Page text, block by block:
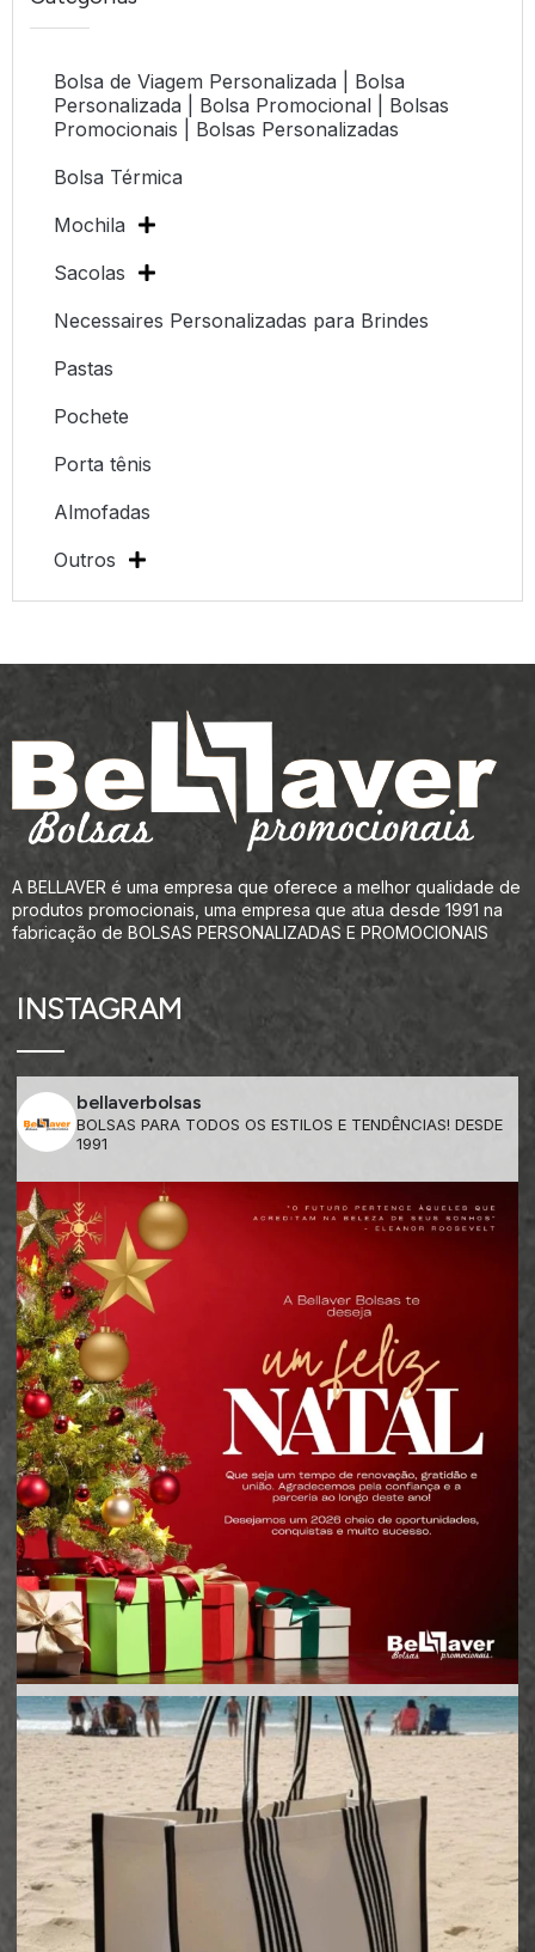
Bolsa de Viagem Personalizada | Bolsa
Personalizada | Bolsa Promocional | Bolsas
Promocionais | Bolsas Personalizadas
Bolsa Térmica
Mochila
Sacolas
Necessaires Personalizadas para Brindes
Pastas
Pochete
Porta tênis
Almofadas
Outros
A BELLAVER é uma empresa que oferece a melhor qualidade de
produtos promocionais, uma empresa que atua desde 1991 na
fabricação de BOLSAS PERSONALIZADAS E PROMOCIONAIS
INSTAGRAM
bellaverbolsas
BOLSAS PARA TODOS OS ESTILOS E TENDÊNCIAS! DESDE
1991